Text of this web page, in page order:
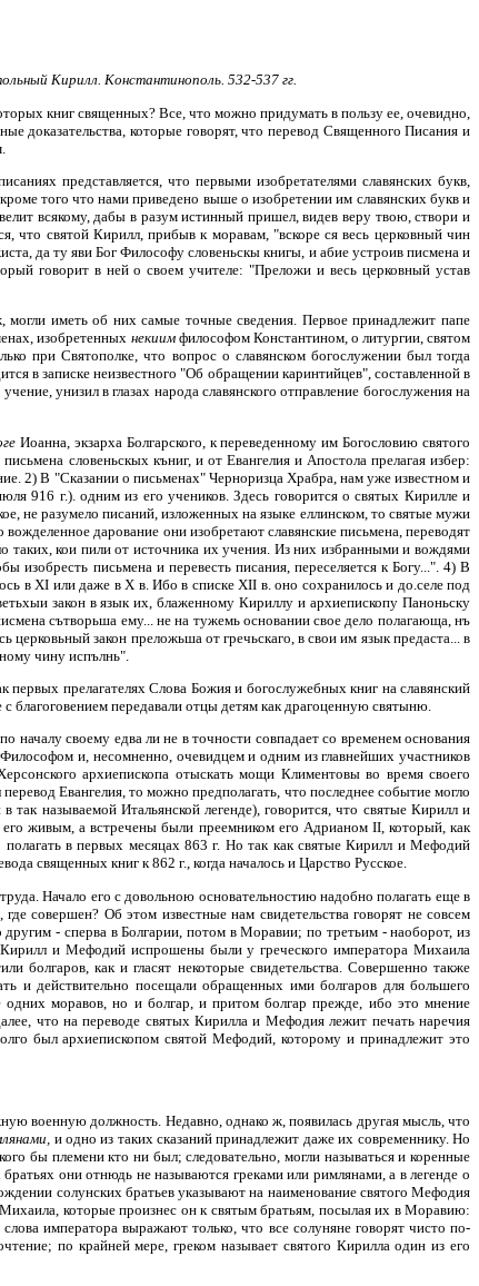
Кирилл. Константинополь. 532-537 гг.
книг священных? Все, что можно придумать в пользу ее, очевидно,
доказательства, которые говорят, что перевод Священного Писания и
представляется, что первыми изобретателями славянских букв,
того что нами приведено выше о изобретении им славянских букв и
всякому, дабы в разум истинный пришел, видев веру твою, створи и
что святой Кирилл, прибыв к моравам, "вскоре ся весь церковный чин
да ту яви Бог Философу словеньскы книгы, и абие устроив писмена и
говорит в ней о своем учителе: "Преложи и весь церковный устав
могли иметь об них самые точные сведения. Первое принадлежит папе
изобретенных некиимфилософом Константином, о литургии, святом
при Святополке, что вопрос о славянском богослужении был тогда
в записке неизвестного "Об обращении каринтийцев", составленной в
унизил в глазах народа славянского отправление богослужения на
Иоанна, экзарха Болгарского, к переведенному им Богословию святого
словеньскых къниг, и от Евангелия и Апостола прелагая избер:
2) В "Сказании о письменах" Черноризца Храбра, нам уже известном и
916 г.). одним из его учеников. Здесь говорится о святых Кирилле и
не разумело писаний, изложенных на языке еллинском, то святые мужи
дарование они изобретают славянские письмена, переводят
таких, кои пили от источника их учения. Из них избранными и вождями
письмена и перевесть писания, переселяется к Богу...". 4) В
в XI или даже в Х в. Ибо в списке XII в. оно сохранилось и до.селе под
закон в язык их, блаженному Кириллу и архиепископу Паноньску
сътворьша ему... не на тужемь основании свое дело полагающа, нъ
закон преложьша от гречьскаго, в свои им язык предаста... в
чину испълнь".
прелагателях Слова Божия и богослужебных книг на славянский
благоговением передавали отцы детям как драгоценную святыню.
своему едва ли не в точности совпадает со временем основания
и, несомненно, очевидцем и одним из главнейших участников
архиепископа отыскать мощи Климентовы во время своего
Евангелия, то можно предполагать, что последнее событие могло
называемой Итальянской легенде), говорится, что святые Кирилл и
живым, а встречены были преемником его Адрианом II, который, как
в первых месяцах 863 г. Но так как святые Кирилл и Мефодий
священных книг к 862 г., когда началось и Царство Русское.
Начало его с довольною основательностию надобно полагать еще в
совершен? Об этом известные нам свидетельства говорят не совсем
- сперва в Болгарии, потом в Моравии; по третьим - наоборот, из
и Мефодий испрошены были у греческого императора Михаила
как и гласят некоторые свидетельства. Совершенно также
и действительно посещали обращенных ими болгаров для большего
одних моравов, но и болгар, и притом болгар прежде, ибо это мнение
что на переводе святых Кирилла и Мефодия лежит печать наречия
был архиепископом святой Мефодий, которому и принадлежит это
военную должность. Недавно, однако ж, появилась другая мысль, что
и одно из таких сказаний принадлежит даже их современнику. Но
бы племени кто ни был; следовательно, могли называться и коренные
они отнюдь не называются греками или римлянами, а в легенде о
солунских братьев указывают на наименование святого Мефодия
которые произнес он к святым братьям, посылая их в Моравию:
императора выражают только, что все солуняне говорят чисто по-
по крайней мере, греком называет святого Кирилла один из его